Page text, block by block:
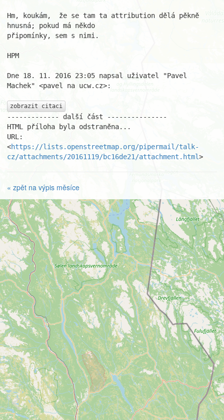
Hm, koukám,  že se tam ta attribution dělá pěkně
hnusná; pokud má někdo
připomínky, sem s nimi.
HPM
Dne 18. 11. 2016 23:05 napsal uživatel "Pavel
Machek" <pavel na ucw.cz>:
zobrazit citaci
------------- další část ---------------
HTML příloha byla odstraněna...
URL:
<https://lists.openstreetmap.org/pipermail/talk-
cz/attachments/20161119/bc16de21/attachment.html>
« zpět na výpis měsíce